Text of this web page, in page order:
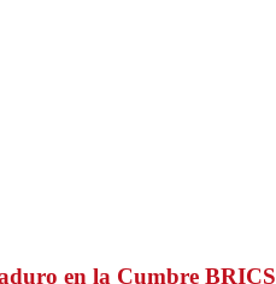
en la Cumbre BRICS